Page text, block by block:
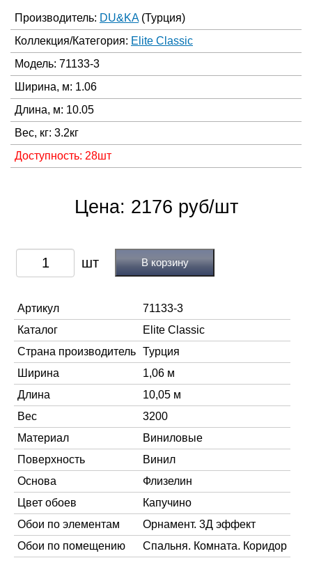
Производитель: DU&KA (Турция)
Коллекция/Категория: Elite Classic
Модель: 71133-3
Ширина, м: 1.06
Длина, м: 10.05
Вес, кг: 3.2кг
Доступность: 28шт
Цена: 2176 руб/шт
В корзину
Артикул
71133-3
Каталог
Elite Classic
Страна производитель Турция
Ширина
1,06 м
Длина
10,05 м
Вес
3200
Материал
Виниловые
Поверхность
Винил
Основа
Флизелин
Цвет обоев
Капучино
Обои по элементам
Орнамент. 3Д эффект
Обои по помещению
Спальня. Комната. Коридор